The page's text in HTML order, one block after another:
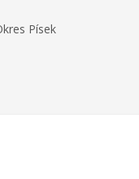
Písek